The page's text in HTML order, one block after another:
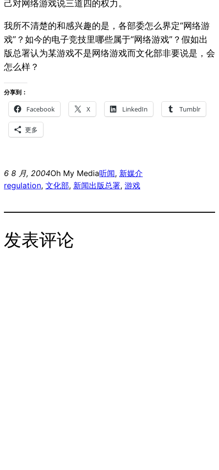
己对网络游戏说三道四的权力。
我所不清楚的和感兴趣的是，各部委怎么界定“网络游
戏”？如今的电子竞技里哪些属于“网络游戏”？假如出
版总署认为某游戏不是网络游戏而文化部非要说是，会
怎么样？
分享到：
Facebook X LinkedIn Tumblr
更多
6 8 月, 2004Oh My Media听闻, 新媒介
regulation, 文化部, 新闻出版总署, 游戏
发表评论